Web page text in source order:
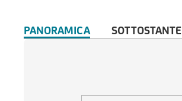
PANORAMICA SOTTOSTANTE